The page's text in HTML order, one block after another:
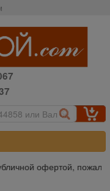
уточняйте